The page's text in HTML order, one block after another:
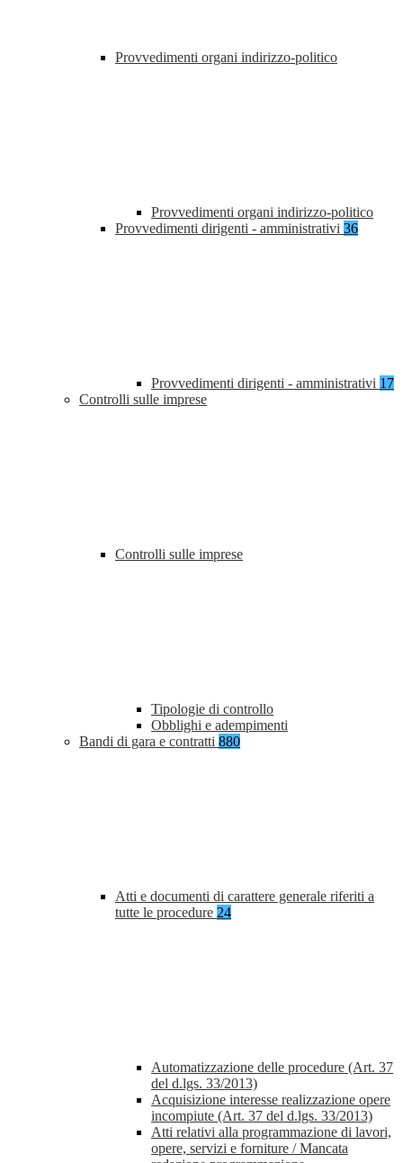
Provvedimenti organi indirizzo-politico
Provvedimenti organi indirizzo-politico
Provvedimenti dirigenti - amministrativi 36
Provvedimenti dirigenti - amministrativi 17
Controlli sulle imprese
Controlli sulle imprese
Tipologie di controllo
Obblighi e adempimenti
Bandi di gara e contratti 880
Atti e documenti di carattere generale riferiti a
tutte le procedure 24
Automatizzazione delle procedure (Art. 37
del d.lgs. 33/2013)
Acquisizione interesse realizzazione opere
incompiute (Art. 37 del d.lgs. 33/2013)
Atti relativi alla programmazione di lavori,
opere, servizi e forniture / Mancata